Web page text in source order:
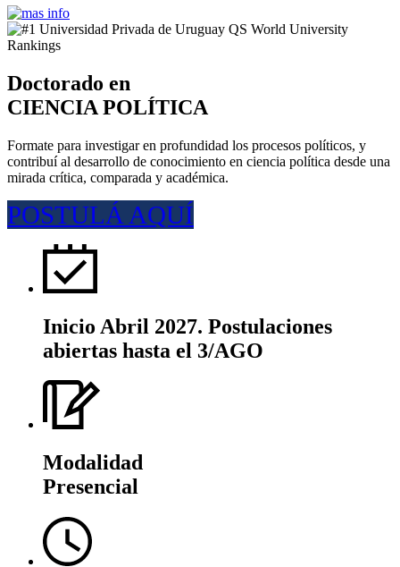
Doctorado en
CIENCIA POLÍTICA
Formate para investigar en profundidad los procesos políticos, y
contribuí al desarrollo de conocimiento en ciencia política desde una
mirada crítica, comparada y académica.
POSTULÁ AQUÍ
Inicio Abril 2027. Postulaciones
abiertas hasta el 3/AGO
Modalidad
Presencial